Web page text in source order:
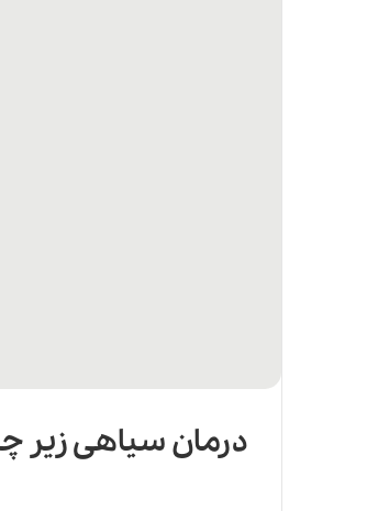
درمان سیاهی